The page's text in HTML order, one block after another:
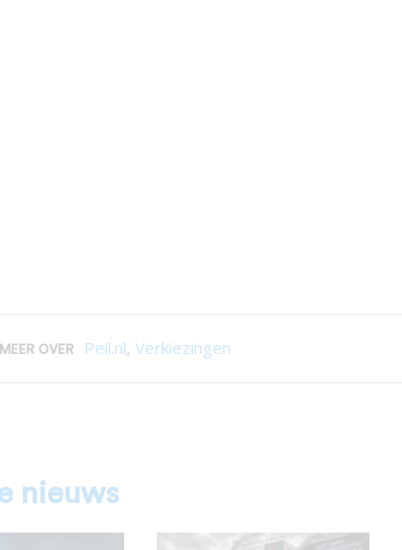
MEER OVER Peil.nl, Verkiezingen
nieuws